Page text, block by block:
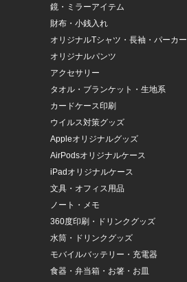
鏡・ミラーアイテム
財布・小銭入れ
オリジナルTシャツ・長袖・パーカー
オリジナルパンツ
アクセサリー
タオル・ブランケット・生地系
カードケース印刷
ウイルス対策グッズ
Appleオリジナルグッズ
AirPodsオリジナルケース
iPadオリジナルケース
文具・オフィス用品
ノート・メモ
360度印刷・ドリンクグッズ
水筒・ドリンクグッズ
モバイルバッテリー・充電器
食器・弁当箱・お箸・お皿